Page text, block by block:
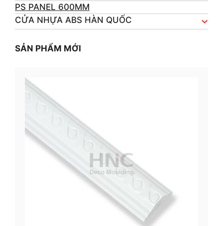
PS PANEL 600MM
CỬA NHỰA ABS HÀN QUỐC
SẢN PHẨM MỚI